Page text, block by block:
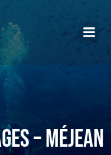
– Méjean